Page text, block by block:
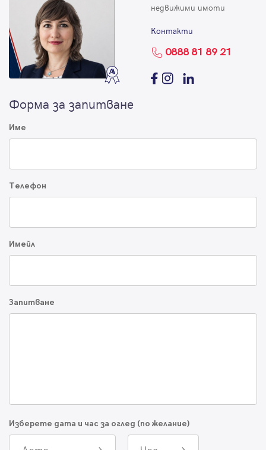
недвижими имоти
Контакти
0888 81 89 21
Форма за запитване
Име
Телефон
Имейл
Запитване
Изберете дата и час за оглед (по желание)